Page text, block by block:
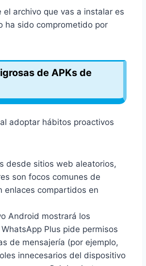
archivo que vas a instalar es
ha sido comprometido por
de APKs de
adoptar hábitos proactivos
desde sitios web aleatorios,
son focos comunes de
enlaces compartidos en
Android mostrará los
Plus pide permisos
de mensajería (por ejemplo,
innecesarios del dispositivo